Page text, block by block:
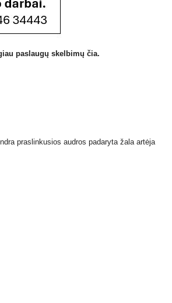
paslaugų skelbimų čia.
praslinkusios audros padaryta žala artėja